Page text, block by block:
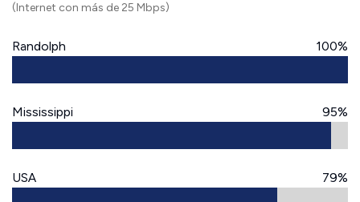
(Internet con más de 25 Mbps)
Randolph 100%
Mississippi 95%
USA 79%